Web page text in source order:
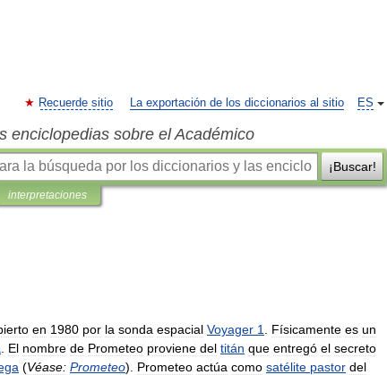
ES
Recuerde sitio La exportación de los diccionarios al sitio
enciclopedias sobre el Académico
¡Buscar!
interpretaciones
en 1980 por la sonda espacial Voyager 1 Físicamente es un
El nombre de Prometeo proviene del titán que entregó el secreto
(Véase: Prometeo). Prometeo actúa como satélite pastor del